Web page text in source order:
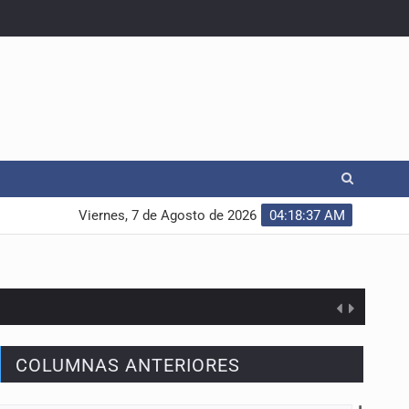
04:18:38 AM
Viernes, 7 de Agosto de 2026
COLUMNAS ANTERIORES